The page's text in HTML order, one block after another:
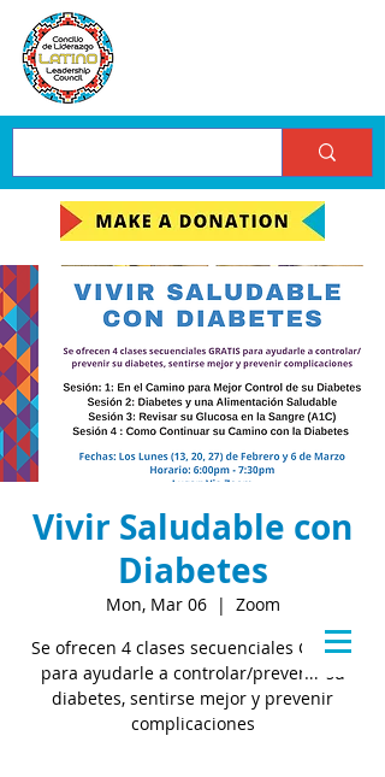
Vivir Saludable con
Diabetes
Mon, Mar 06
  |
Zoom
Se ofrecen 4 clases secuenciales GRATIS
para ayudarle a controlar/prevenir su
diabetes, sentirse mejor y prevenir
complicaciones